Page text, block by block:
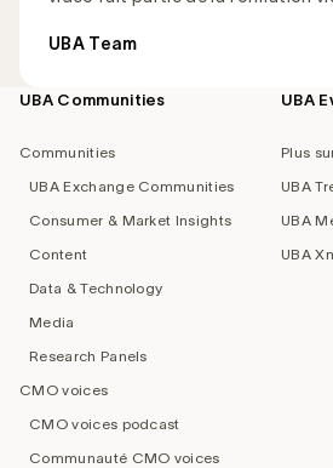
UBA Team
Footer
UBA Communities
Communities
UBA Exchange Communities
Consumer & Market Insights
Content
Data & Technology
Media
Research Panels
CMO voices
CMO voices podcast
Communauté CMO voices
UBA
Plus
UBA
UBA
UBA